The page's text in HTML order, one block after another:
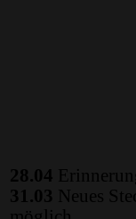
28.04
31.03 Neues